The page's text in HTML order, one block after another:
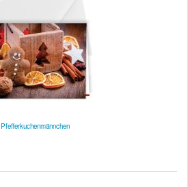
Pfefferkuchenmännchen